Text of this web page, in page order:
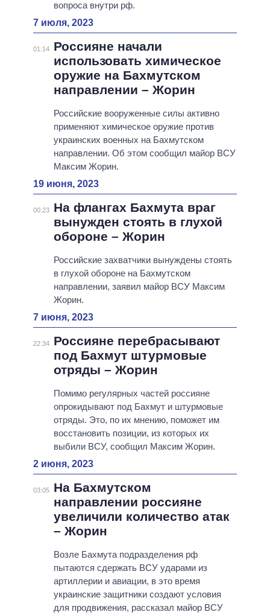
вопроса внутри рф.
7 июля, 2023
01:14
Россияне начали
использовать химическое
оружие на Бахмутском
направлении – Жорин
Российские вооруженные силы активно
применяют химическое оружие против
украинских военных на Бахмутском
направлении. Об этом сообщил майор ВСУ
Максим Жорин.
19 июня, 2023
00:23
На флангах Бахмута враг
вынужден стоять в глухой
обороне – Жорин
Российские захватчики вынуждены стоять
в глухой обороне на Бахмутском
направлении, заявил майор ВСУ Максим
Жорин.
7 июня, 2023
22:34
Россияне перебрасывают
под Бахмут штурмовые
отряды – Жорин
Помимо регулярных частей россияне
опрокидывают под Бахмут и штурмовые
отряды. Это, по их мнению, поможет им
восстановить позиции, из которых их
выбили ВСУ, сообщил Максим Жорин.
2 июня, 2023
03:05
На Бахмутском
направлении россияне
увеличили количество атак
– Жорин
Возле Бахмута подразделения рф
пытаются сдержать ВСУ ударами из
артиллерии и авиации, в это время
украинские защитники создают условия
для продвижения, рассказал майор ВСУ